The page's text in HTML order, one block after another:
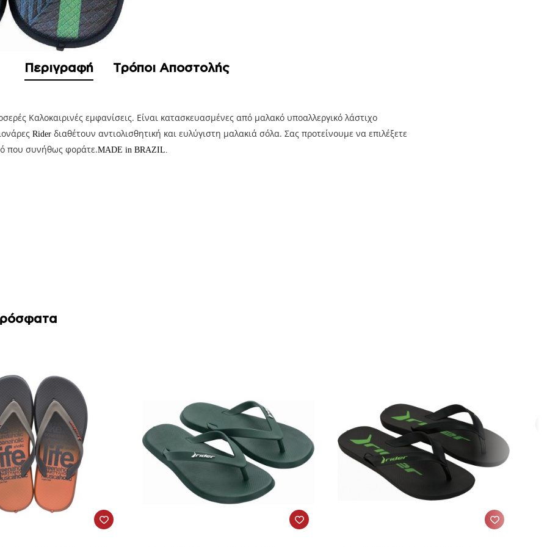
Περιγραφή Τρόποι Αποστολής
Καλοκαιρινές εμφανίσεις. Eίναι κατασκευασμένες από μαλακό υποαλλεργικό λάστιχο
Rider διαθέτουν αντιολισθητική και ευλύγιστη μαλακιά σόλα. Σας προτείνουμε να επιλέξετε
που συνήθως φοράτε.MADE in BRAZIL.